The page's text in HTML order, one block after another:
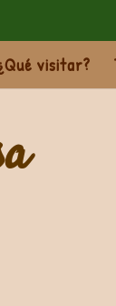
visitar?